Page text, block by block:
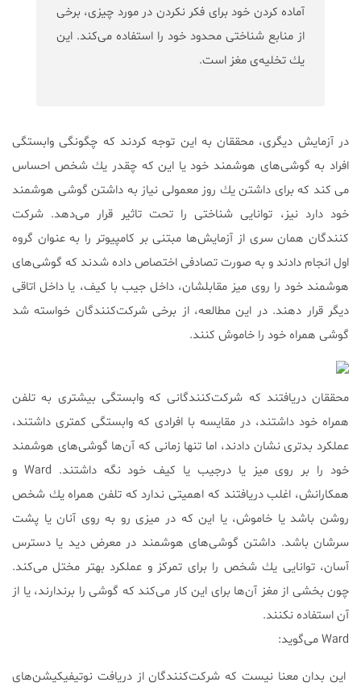
آماده كردن خود براى فكر نكردن در مورد چيزى، برخى
از منابع شناختى محدود خود را استفاده مى‌كند. اين
يك تخليه‌ى مغز است.
در آزمايش ديگرى، محققان به اين توجه كردند كه چگونگی وابستگى
افراد به گوشى‌هاى هوشمند خود يا اين كه چقدر يك شخص احساس
مى كند كه براى داشتن يك روز معمولى نياز به داشتن گوشى هوشمند
خود دارد نیز، توانايى شناختى را تحت تاثير قرار مى‌دهد. شركت
كنندگان همان سرى از آزمايش‌ها مبتنى بر كامپيوتر را به عنوان گروه
اول انجام دادند و به صورت تصادفى اختصاص داده شدند كه گوشى‌هاى
هوشمند خود را روى ميز مقابلشان، داخل جيب با كيف، يا داخل اتاقى
ديگر قرار دهند. در اين مطالعه، از برخى شركت‌كنندگان خواسته شد
گوشى همراه خود را خاموش كنند.
محققان دريافتند كه شركت‌كنندگانى كه وابستگى بيشترى به تلفن
همراه خود داشتند، در مقايسه با افرادى كه وابستگى كمترى داشتند،
عملكرد بدترى نشان دادند، اما تنها زمانى كه آن‌ها گوشى‌هاى هوشمند
خود را بر روى ميز يا درجيب يا كيف خود نگه داشتند. Ward و
همكارانش، اغلب دريافتند كه اهميتى ندارد كه تلفن همراه يك شخص
روشن باشد يا خاموش، يا اين كه در ميزى رو به روى آنان يا پشت
سرشان باشد. داشتن گوشى‌هاى هوشمند در معرض ديد يا دسترس
آسان، توانايى يك شخص را براى تمركز و عملكرد بهتر مختل مى‌كند.
چون بخشى از مغز آن‌ها براى اين كار مى‌كند كه گوشى را برندارند، يا از
آن استفاده نكنند.
Ward می‌گوید:
اين بدان معنا نيست كه شركت‌كنندگان از دريافت نوتیفیکیشن‌هاى